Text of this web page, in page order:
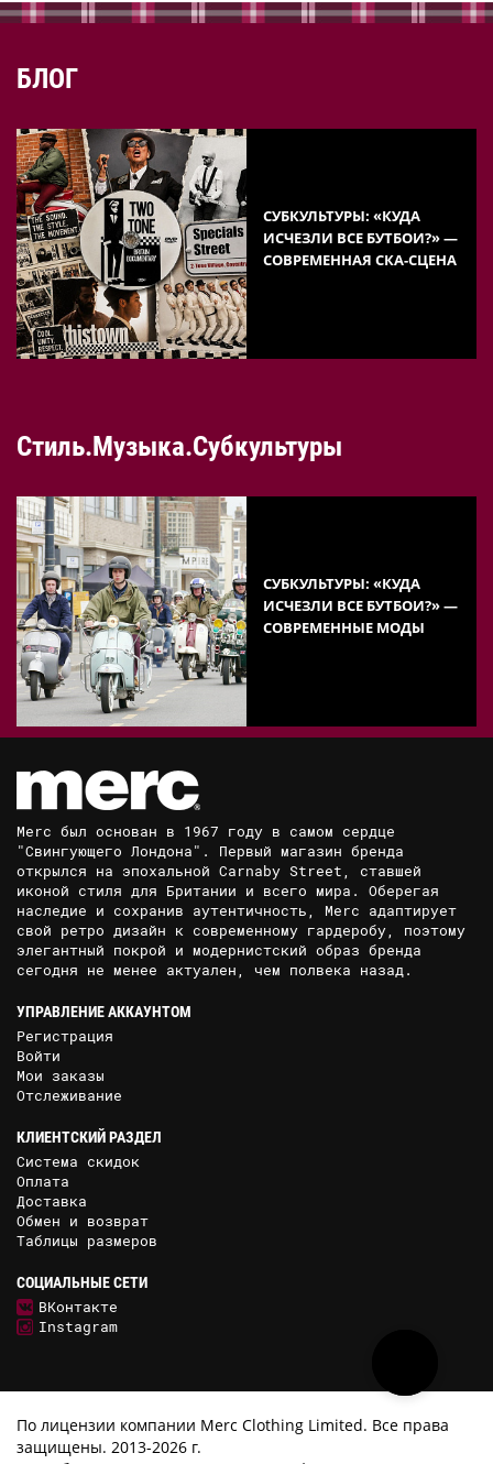
БЛОГ
СУБКУЛЬТУРЫ: «КУДА
ИСЧЕЗЛИ ВСЕ БУТБОИ?» —
СОВРЕМЕННАЯ СКА-СЦЕНА
Стиль.Музыка.Субкультуры
СУБКУЛЬТУРЫ: «КУДА
ИСЧЕЗЛИ ВСЕ БУТБОИ?» —
СОВРЕМЕННЫЕ МОДЫ
Merc был основан в 1967 году в самом сердце
"Свингующего Лондона". Первый магазин бренда
открылся на эпохальной Carnaby Street, ставшей
иконой стиля для Британии и всего мира. Оберегая
наследие и сохранив аутентичность, Merc адаптирует
свой ретро дизайн к современному гардеробу, поэтому
элегантный покрой и модернистский образ бренда
сегодня не менее актуален, чем полвека назад.
УПРАВЛЕНИЕ АККАУНТОМ
Регистрация
Войти
Мои заказы
Отслеживание
КЛИЕНТСКИЙ РАЗДЕЛ
Система скидок
Оплата
Доставка
Обмен и возврат
Таблицы размеров
СОЦИАЛЬНЫЕ СЕТИ
ВКонтакте
Instagram
По лицензии компании Merc Clothing Limited. Все права
защищены. 2013-2026 г.